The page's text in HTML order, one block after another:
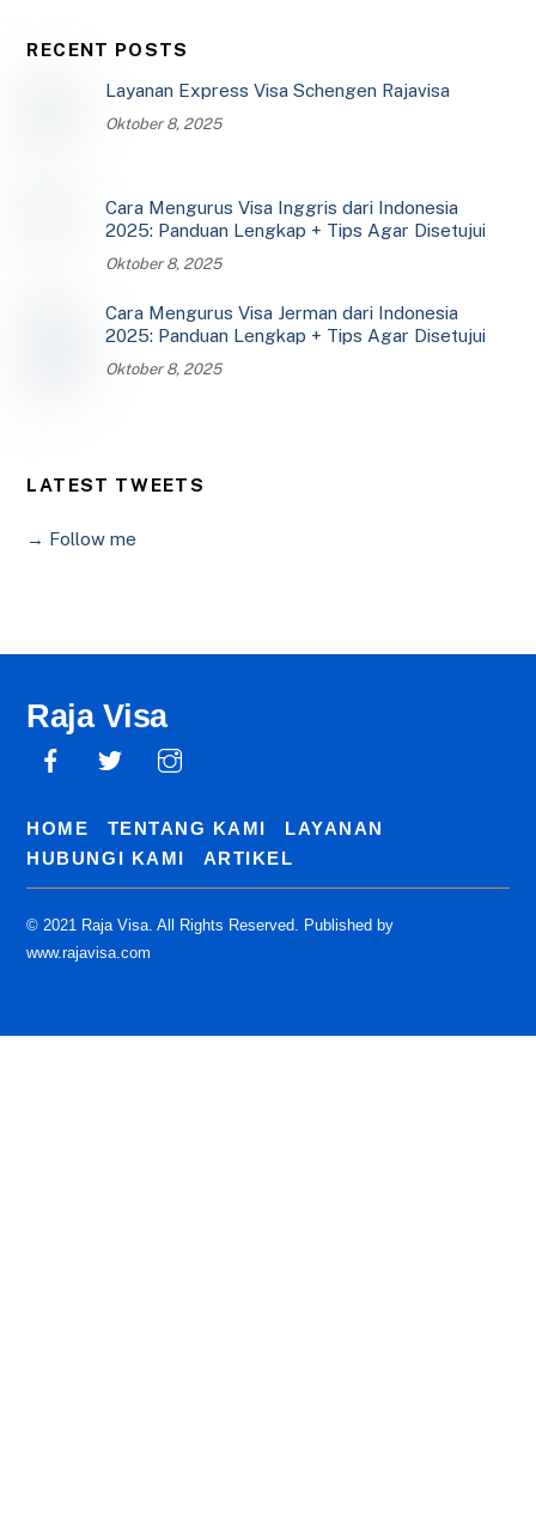
RECENT POSTS
Layanan Express Visa Schengen Rajavisa
Oktober 8, 2025
Cara Mengurus Visa Inggris dari Indonesia
2025: Panduan Lengkap + Tips Agar Disetujui
Oktober 8, 2025
Cara Mengurus Visa Jerman dari Indonesia
2025: Panduan Lengkap + Tips Agar Disetujui
Oktober 8, 2025
LATEST TWEETS
→ Follow me
Raja Visa
HOME TENTANG KAMI
LAYANAN
HUBUNGI KAMI
ARTIKEL
© 2021 Raja Visa. All Rights Reserved. Published by
www.rajavisa.com